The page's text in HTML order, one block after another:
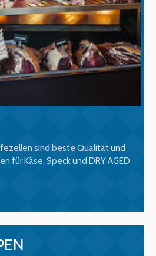
sind beste Qualität und
für Käse, Speck und DRY AGED